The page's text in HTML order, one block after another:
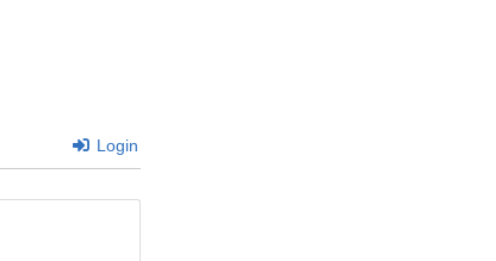
Login